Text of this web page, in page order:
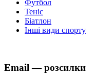
Футбол
Теніс
Біатлон
Інші види спорту
Email — розсилки